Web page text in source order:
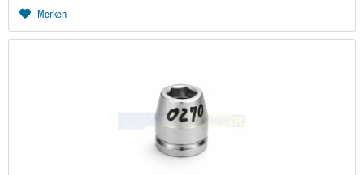
Merken